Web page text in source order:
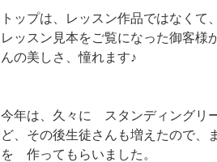
トップは、レッスン作品ではなくて
レッスン見本をご覧になった御客様
んの美しさ、憧れます♪
今年は、久々に スタンディングリ
ど、その後生徒さんも増えたので
を 作ってもらいました。